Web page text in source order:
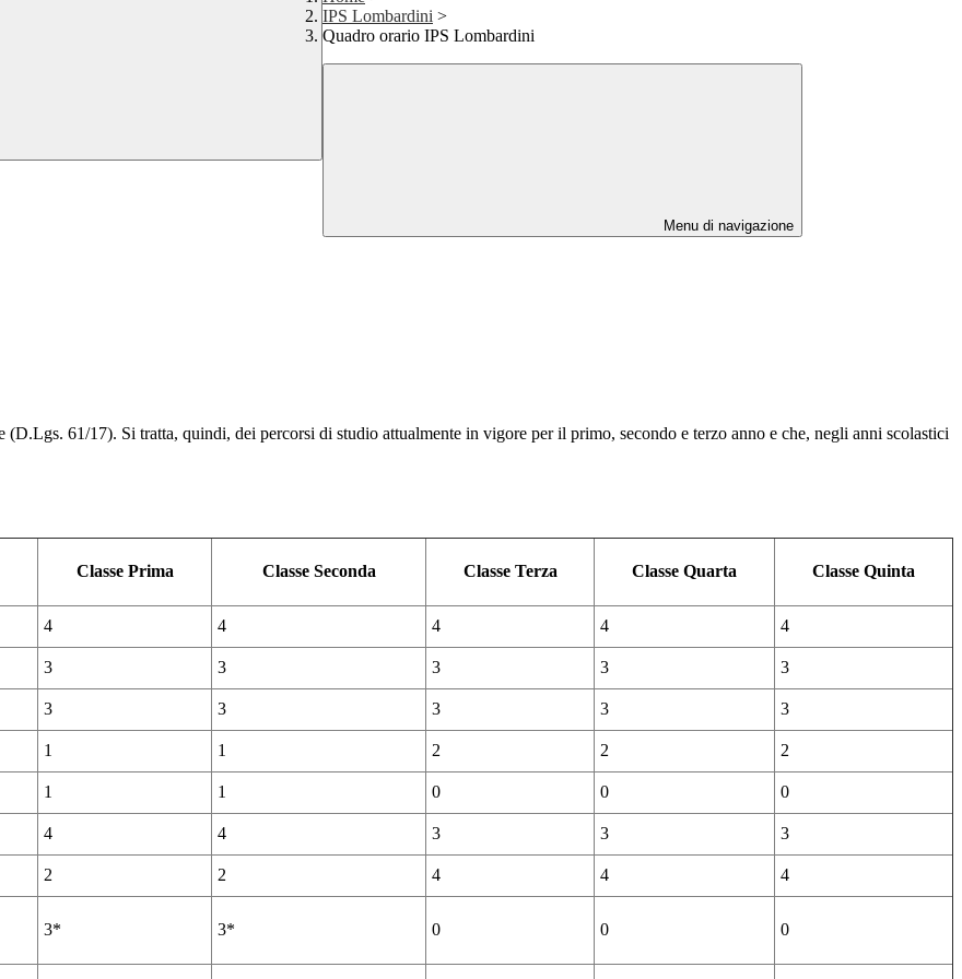
IPS Lombardini >
Quadro orario IPS Lombardini
Menu di navigazione
61/17). Si tratta, quindi, dei percorsi di studio attualmente in vigore per il primo, secondo e terzo anno e che, negli anni scolastici
Classe Prima Classe Seconda Classe Terza Classe Quarta Classe Quinta
4 4 4 4 4
3 3 3 3 3
3 3 3 3 3
1 1 2 2 2
1 1 0 0 0
4 4 3 3 3
2 2 4 4 4
3* 3* 0 0 0